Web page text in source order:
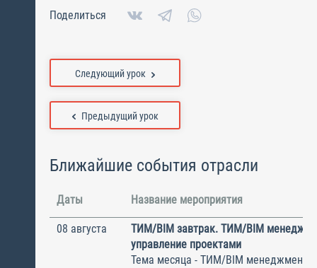
Поделиться
Предыдущий урок
Следующий урок
Ближайшие события отрасли
Даты Название мероприятия
08 августа
ТИМ/BIM завтрак. ТИМ/BIM
управление проектами
Тема месяца - ТИМ/BIM менеджмент и